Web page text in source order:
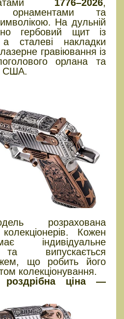
1776–2026,
орнаментами та
На дульній
гербовий щит із
сталеві накладки
гравіювання із
орлана та
США.
розрахована
Кожен
індивідуальне
випускається
що робить його
колекціонування.
роздрібна ціна —